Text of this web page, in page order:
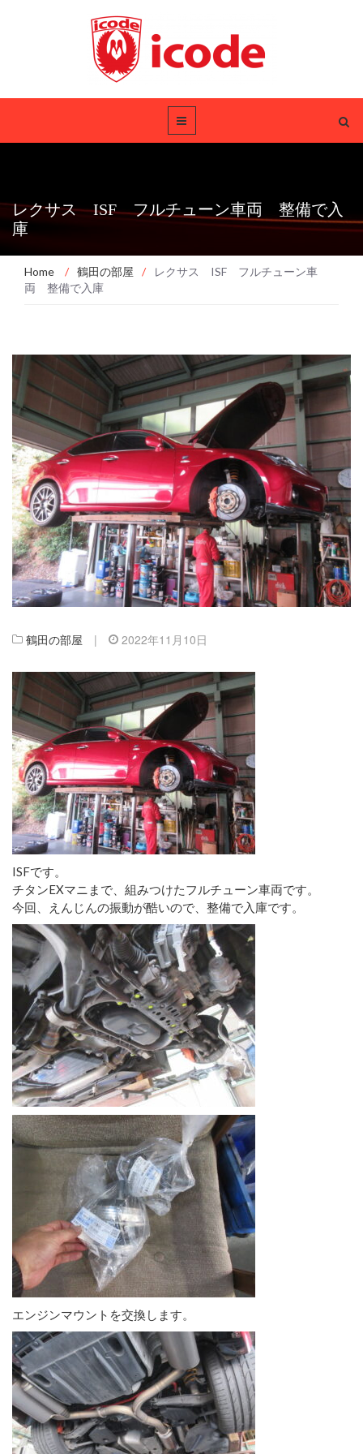
レクサス ISF フルチューン車両 整備で入
庫
Home / 鶴田の部屋 /
レクサス ISF フルチューン車
両 整備で入庫
鶴田の部屋 | 2022年11月10日
ISFです。
チタンEXマニまで、組みつけたフルチューン車両です。
今回、えんじんの振動が酷いので、整備で入庫です。
エンジンマウントを交換します。